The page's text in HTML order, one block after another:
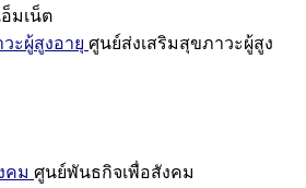
มเน็ต
ะผู้สูงอายุ ศูนย์ส่งเสริมสุขภาวะผู้สูง
คม ศูนย์พันธกิจเพื่อสังคม